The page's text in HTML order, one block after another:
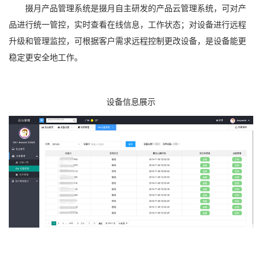
掇月产品管理系统是掇月自主研发的产品云管理系统，可对产
品进行统一管控，实时查看在线信息，工作状态；对设备进行远程
升级和管理监控，可根据客户需求远程控制更改设备，是设备能更
稳定更安全地工作。
设备信息展示